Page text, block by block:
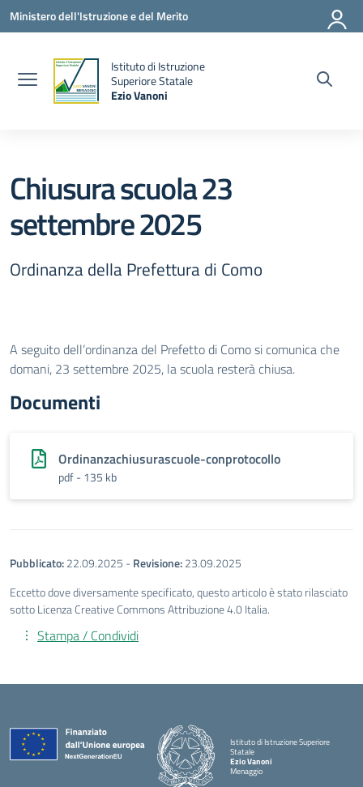
Vai ai contenuti
Vai al menu di navigazione
Vai al footer
Ministero dell'Istruzione e del Merito
Istituto di Istruzione
Superiore Statale
Ezio Vanoni
Chiusura scuola 23
settembre 2025
Ordinanza della Prefettura di Como
A seguito dell’ordinanza del Prefetto di Como si comunica che
domani, 23 settembre 2025, la scuola resterà chiusa.
Documenti
Ordinanzachiusurascuole-conprotocollo
pdf - 135 kb
Pubblicato:22.09.2025 -Revisione:23.09.2025
Eccetto dove diversamente specificato, questo articolo è stato rilasciato
sotto Licenza Creative Commons Attribuzione 4.0 Italia.
Stampa / Condividi
Istituto di Istruzione Superiore
Statale
Ezio Vanoni
Menaggio
— Visita la pagina iniziale della scuola